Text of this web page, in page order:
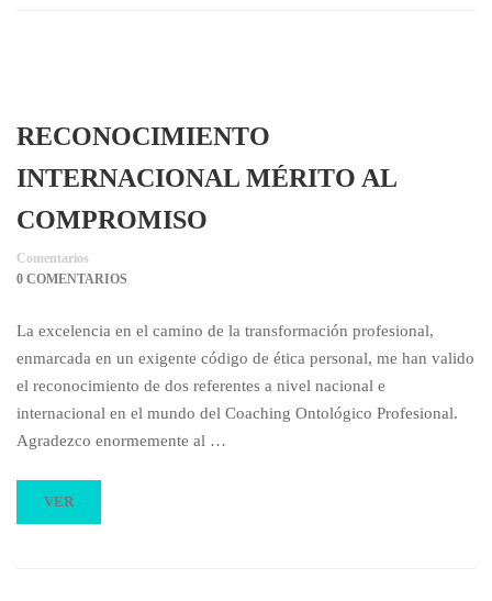
RECONOCIMIENTO
INTERNACIONAL MÉRITO AL
COMPROMISO
Comentarios
0 COMENTARIOS
La excelencia en el camino de la transformación profesional,
enmarcada en un exigente código de ética personal, me han valido
el reconocimiento de dos referentes a nivel nacional e
internacional en el mundo del Coaching Ontológico Profesional.
Agradezco enormemente al …
VER